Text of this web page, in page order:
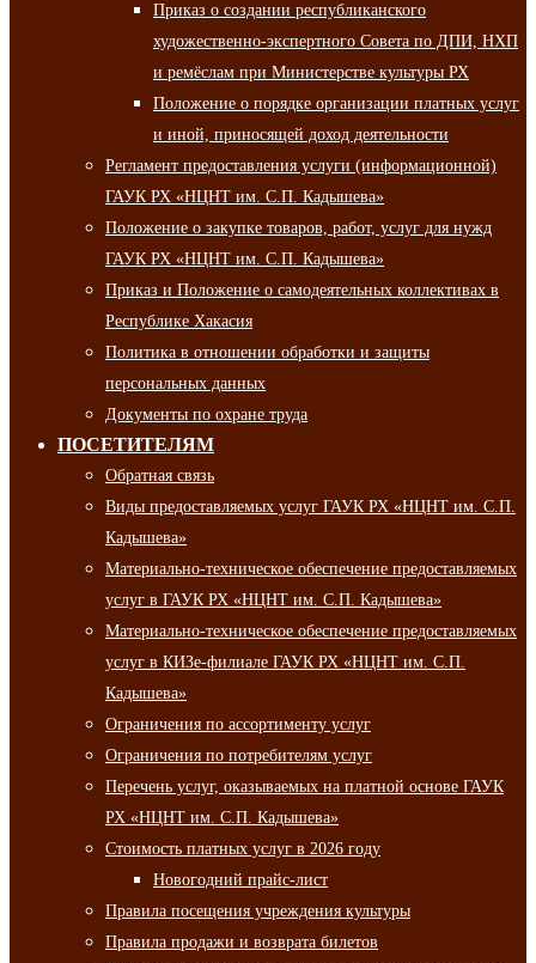
Приказ о создании республиканского
художественно-экспертного Совета по ДПИ, НХП
и ремёслам при Министерстве культуры РХ
Положение о порядке организации платных услуг
и иной, приносящей доход деятельности
Регламент предоставления услуги (информационной)
ГАУК РХ «НЦНТ им. С.П. Кадышева»
Положение о закупке товаров, работ, услуг для нужд
ГАУК РХ «НЦНТ им. С.П. Кадышева»
Приказ и Положение о самодеятельных коллективах в
Республике Хакасия
Политика в отношении обработки и защиты
персональных данных
Документы по охране труда
ПОСЕТИТЕЛЯМ
Обратная связь
Виды предоставляемых услуг ГАУК РХ «НЦНТ им. С.П.
Кадышева»
Материально-техническое обеспечение предоставляемых
услуг в ГАУК РХ «НЦНТ им. С.П. Кадышева»
Материально-техническое обеспечение предоставляемых
услуг в КИЗе-филиале ГАУК РХ «НЦНТ им. С.П.
Кадышева»
Ограничения по ассортименту услуг
Ограничения по потребителям услуг
Перечень услуг, оказываемых на платной основе ГАУК
РХ «НЦНТ им. С.П. Кадышева»
Стоимость платных услуг в 2026 году
Новогодний прайс-лист
Правила посещения учреждения культуры
Правила продажи и возврата билетов